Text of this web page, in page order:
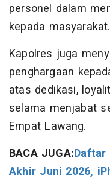
personel dalam
kepada masyarakat.
Kapolres juga
penghargaan
atas dedikasi,
selama menjabat
Empat Lawang.
BACA JUGA:Daftar
Akhir Juni 2026,